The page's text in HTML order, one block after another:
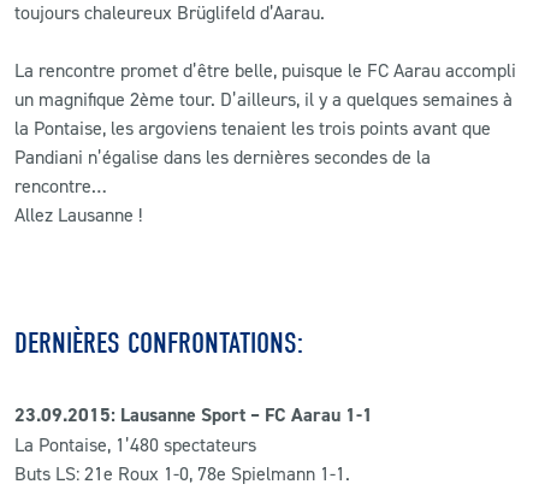
toujours chaleureux Brüglifeld d’Aarau.
La rencontre promet d’être belle, puisque le FC Aarau accompli
un magnifique 2ème tour. D’ailleurs, il y a quelques semaines à
la Pontaise, les argoviens tenaient les trois points avant que
Pandiani n’égalise dans les dernières secondes de la
rencontre…
Allez Lausanne !
DERNIÈRES CONFRONTATIONS:
23.09.2015: Lausanne Sport – FC Aarau 1-1
La Pontaise, 1’480 spectateurs
Buts LS: 21e Roux 1-0, 78e Spielmann 1-1.